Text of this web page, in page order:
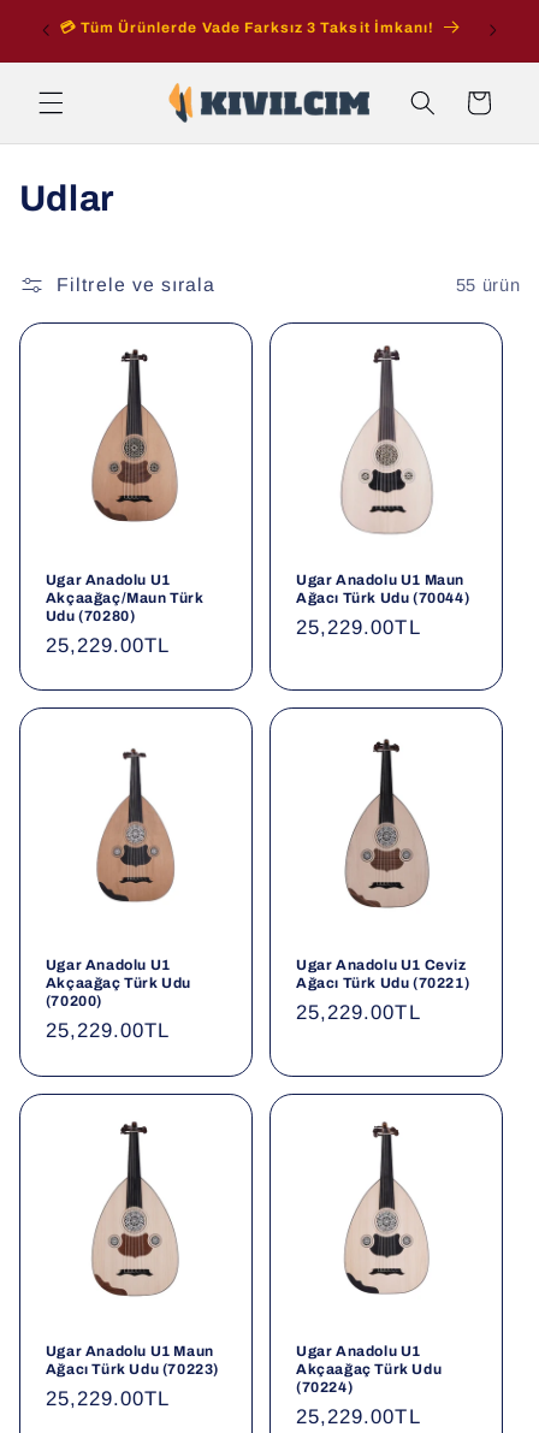
İçeriğe
atla
💳 Tüm Ürünlerde Vade Farksız 3 Taksit İmkanı!
Sepet
K
l
e
:
Udlar
Filtrele ve sırala 55 ürün
Ugar Anadolu U1
Akçaağaç/Maun Türk
Udu (70280)
Normal
25,229.00TL
Ugar Anadolu U1 Maun
Ağacı Türk Udu (70044)
Normal
25,229.00TL
Ugar Anadolu U1
Akçaağaç Türk Udu
(70200)
Normal
25,229.00TL
Ugar Anadolu U1 Ceviz
Ağacı Türk Udu (70221)
Normal
25,229.00TL
Ugar Anadolu U1 Maun
Ağacı Türk Udu (70223)
Normal
25,229.00TL
Ugar Anadolu U1
Akçaağaç Türk Udu
(70224)
Normal
25,229.00TL